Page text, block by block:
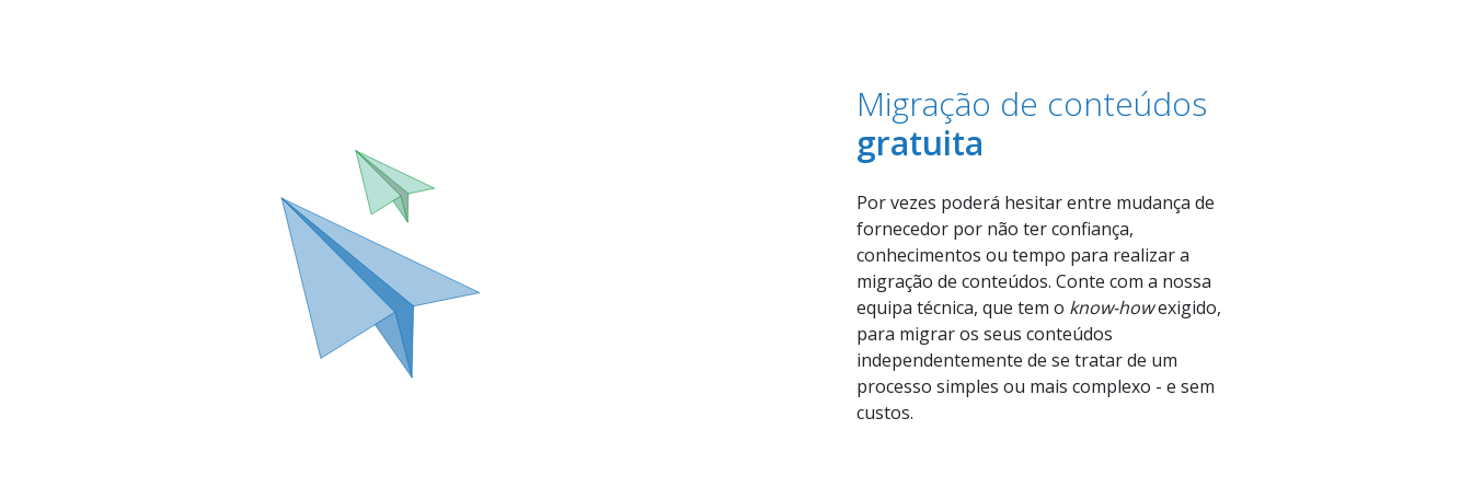
Migração de conteúdos
gratuita
Por vezes poderá hesitar entre mudança de
fornecedor por não ter confiança,
conhecimentos ou tempo para realizar a
migração de conteúdos. Conte com a nossa
equipa técnica, que tem o know-howexigido,
para migrar os seus conteúdos
independentemente de se tratar de um
processo simples ou mais complexo - e sem
custos.